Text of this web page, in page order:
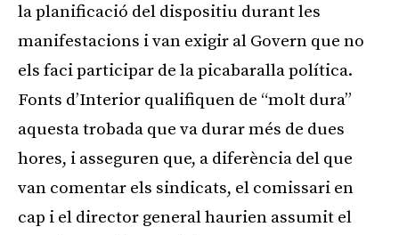
la planificació del dispositiu durant les
manifestacions i van exigir al Govern que no
els faci participar de la picabaralla política.
Fonts d’Interior qualifiquen de “molt dura”
aquesta trobada que va durar més de dues
hores, i asseguren que, a diferència del que
van comentar els sindicats, el comissari en
cap i el director general haurien assumit el